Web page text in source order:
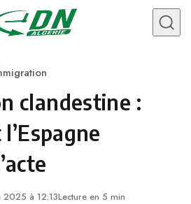
clandestine :
2025 à 12:13Lecture en 5 min